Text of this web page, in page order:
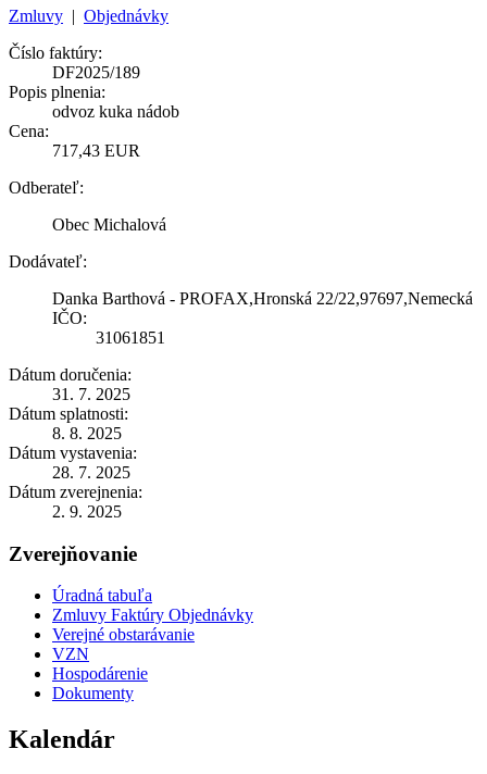
Zmluvy | Objednávky
Číslo faktúry:
DF2025/189
Popis plnenia:
odvoz kuka nádob
Cena:
717,43 EUR
Odberateľ:
Obec Michalová
Dodávateľ:
Danka Barthová - PROFAX,Hronská 22/22,97697,Nemecká
IČO:
31061851
Dátum doručenia:
31. 7. 2025
Dátum splatnosti:
8. 8. 2025
Dátum vystavenia:
28. 7. 2025
Dátum zverejnenia:
2. 9. 2025
Zverejňovanie
Úradná tabuľa
Zmluvy Faktúry Objednávky
Verejné obstarávanie
VZN
Hospodárenie
Dokumenty
Kalendár